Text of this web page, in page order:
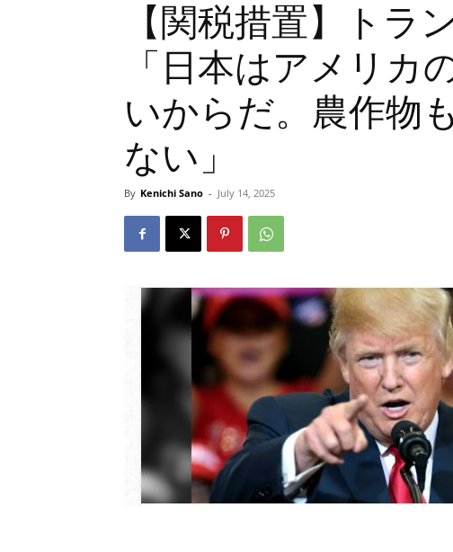
【関税措置】トラ
「日本はアメリカ
いからだ。農作物
ない」
By Kenichi Sano - July 14, 2025